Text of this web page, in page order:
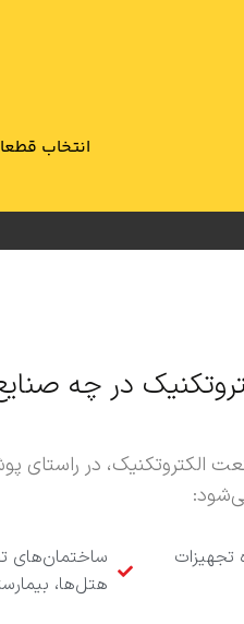
انتخاب
در چه
الکتروتکنیک، در راستای
ساختمان‌های
هتل‌ها،